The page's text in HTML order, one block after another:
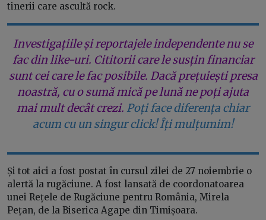
tinerii care ascultă rock.
Investigațiile și reportajele independente nu se
fac din like-uri. Cititorii care le susțin financiar
sunt cei care le fac posibile. Dacă prețuiești presa
noastră, cu o sumă mică pe lună ne poți ajuta
mai mult decât crezi. Poți face diferența chiar
acum cu un singur click! Îți mulțumim!
Și tot aici a fost postat în cursul zilei de 27 noiembrie o
alertă la rugăciune. A fost lansată de coordonatoarea
unei Rețele de Rugăciune pentru România, Mirela
Pețan, de la Biserica Agape din Timișoara.